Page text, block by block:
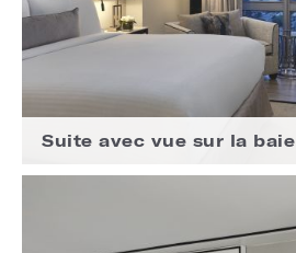
Suite avec vue sur la baie